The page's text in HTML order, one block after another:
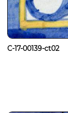
C-17-00139-ct02